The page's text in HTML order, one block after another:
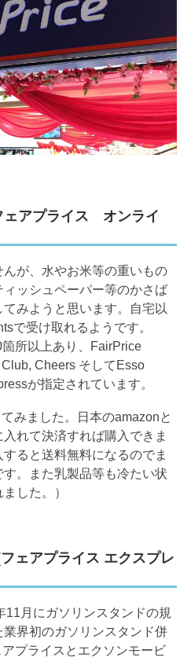
アプライス オンライ
が、水やお米等の重いもの
ッシュペーパー等のかさば
みようと思います。自宅以
で受け取れるようです。
所以上あり、FairPrice
Cheers そしてEsso
が指定されています。
みました。日本のamazonと
れて決済すれば購入できま
ると送料無料になるのでま
。また乳製品等も冷たい状
した。）
ェアプライス エクスプレ
11月にガソリンスタンドの規
界初のガソリンスタンド併
プライスとエクソンモービ